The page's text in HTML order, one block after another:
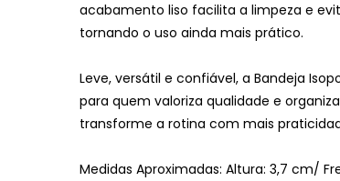
acabamento liso facilita a limpeza e
tornando o uso ainda mais prático.
Leve, versátil e confiável, a Bandeja
para quem valoriza qualidade e
transforme a rotina com mais
Medidas Aproximadas: Altura: 3,7 cm/